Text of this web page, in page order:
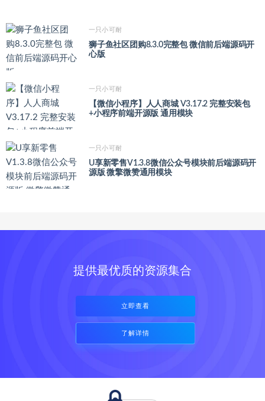
一只小可耐
狮子鱼社区团购8.3.0完整包 微信前后端源码开
心版
一只小可耐
【微信小程序】人人商城 V3.17.2 完整安装包
+小程序前端开源版 通用模块
一只小可耐
U享新零售V1.3.8微信公众号模块前后端源码开
源版 微擎微赞通用模块
提供最优质的资源集合
立即查看
了解详情